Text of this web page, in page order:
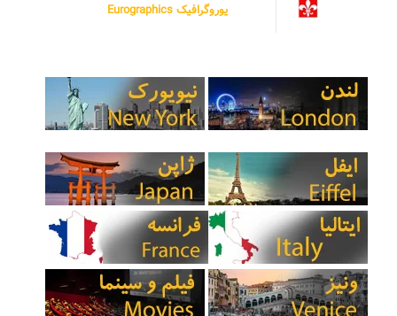
یوروگرافیک Eurographics